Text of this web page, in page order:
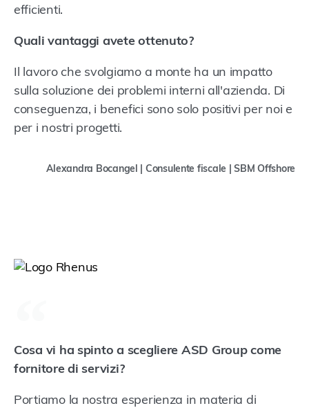
efficienti.
Quali vantaggi avete ottenuto?
Il lavoro che svolgiamo a monte ha un impatto
sulla soluzione dei problemi interni all'azienda. Di
conseguenza, i benefici sono solo positivi per noi e
per i nostri progetti.
Alexandra Bocangel | Consulente fiscale | SBM Offshore
Cosa vi ha spinto a scegliere ASD Group come
fornitore di servizi?
Portiamo la nostra esperienza in materia di